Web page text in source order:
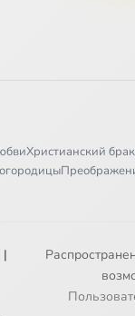
Христианский брак
|